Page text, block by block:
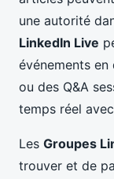
une autorité
LinkedIn Live
événements
ou des Q&A
temps réel
Les Groupes
trouver et de